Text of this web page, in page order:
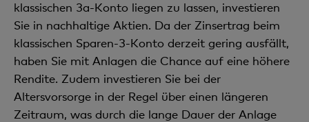
klassischen 3a-Konto liegen zu lassen, investieren
Sie in nachhaltige Aktien. Da der Zinsertrag beim
klassischen Sparen-3-Konto derzeit gering ausfällt,
haben Sie mit Anlagen die Chance auf eine höhere
Rendite. Zudem investieren Sie bei der
Altersvorsorge in der Regel über einen längeren
Zeitraum, was durch die lange Dauer der Anlage